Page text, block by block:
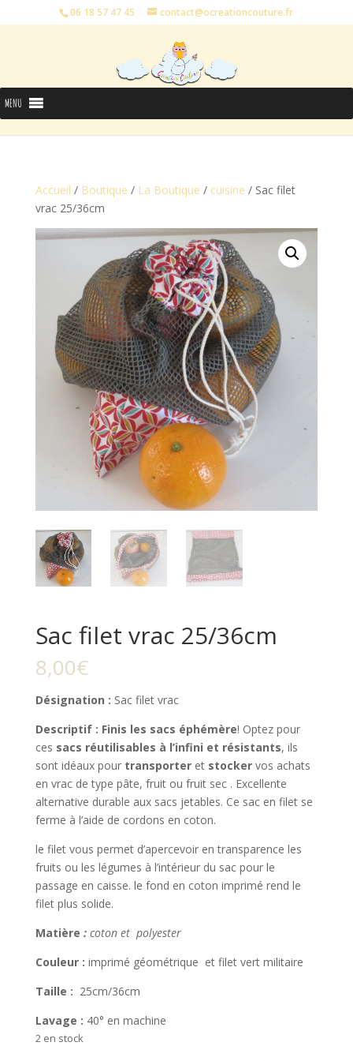
06 18 57 47 45 contact@ocreationcouture.fr
MENU
Accueil / Boutique / La Boutique / cuisine / Sac filet
vrac 25/36cm
Sac filet vrac 25/36cm
8,00€
Désignation : Sac filet vrac
Descriptif : Finis les sacs éphémère! Optez pour
ces sacs réutilisables à l’infini et résistants, ils
sont idéaux pour transporter et stocker vos achats
en vrac de type pâte, fruit ou fruit sec . Excellente
alternative durable aux sacs jetables. Ce sac en filet se
ferme à l’aide de cordons en coton.
le filet vous permet d’apercevoir en transparence les
fruits ou les légumes à l’intérieur du sac pour le
passage en caisse. le fond en coton imprimé rend le
filet plus solide.
Matière : coton et polyester
Couleur : imprimé géométrique et filet vert militaire
Taille : 25cm/36cm
Lavage : 40° en machine
2 en stock